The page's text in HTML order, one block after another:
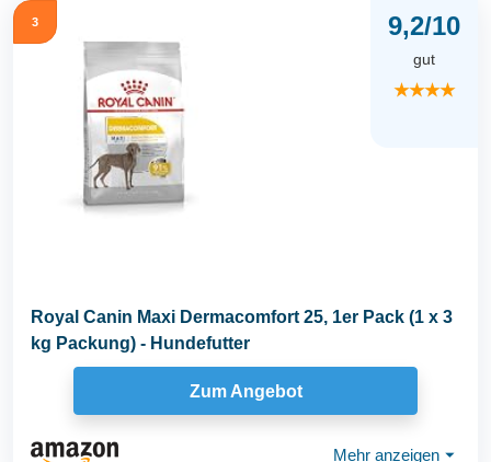
3 9,2/10
gut
★★★★
Royal Canin Maxi Dermacomfort 25, 1er Pack (1 x 3
kg Packung) - Hundefutter
Zum Angebot
Mehr anzeigen ⏷